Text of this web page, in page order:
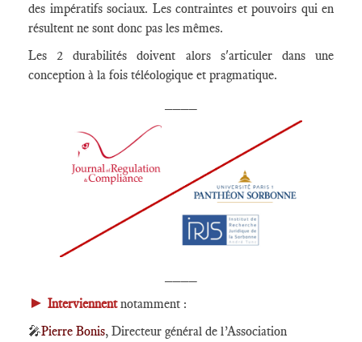
des impératifs sociaux. Les contraintes et pouvoirs qui en
résultent ne sont donc pas les mêmes.
Les 2 durabilités doivent alors s'articuler dans une
conception à la fois téléologique et pragmatique.
► Interviennentnotamment :
🎤Pierre Bonis, Directeur général de l’Association